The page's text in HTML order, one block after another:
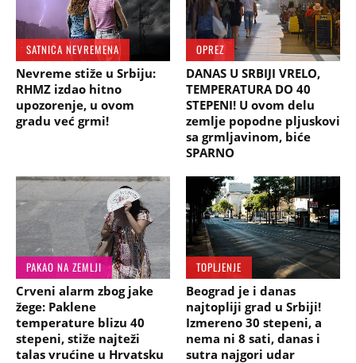
SATNICA NEVREMENA
Nevreme stiže u Srbiju:
RHMZ izdao hitno
upozorenje, u ovom
gradu već grmi!
OPREZ
DANAS U SRBIJI VRELO,
TEMPERATURA DO 40
STEPENI! U ovom delu
zemlje popodne pljuskovi
sa grmljavinom, biće
SPARNO
PAKAO NA ZEMLJI
Crveni alarm zbog jake
žege: Paklene
temperature blizu 40
stepeni, stiže najteži
talas vrućine u Hrvatsku
TOPLJENJE
Beograd je i danas
najtopliji grad u Srbiji!
Izmereno 30 stepeni, a
nema ni 8 sati, danas i
sutra najgori udar